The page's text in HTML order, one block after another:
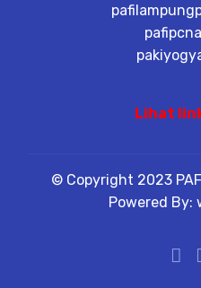
Lihat
© Copyright 2023
Powered By: